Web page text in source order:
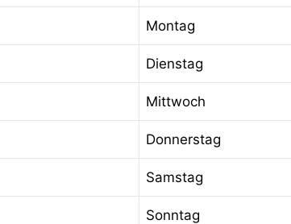
Montag
Dienstag
Mittwoch
Donnerstag
Samstag
Sonntag